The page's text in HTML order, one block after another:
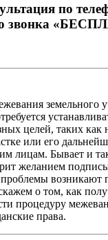
по
звонка
земельного
целей, таких как
или его
лицам. Бывает и
желанием
возникают
о том, как
процедуру
права.